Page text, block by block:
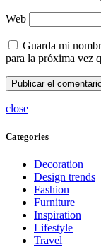
Web
Guarda mi
para la próxima vez
close
Categories
Decoration
Design trends
Fashion
Furniture
Inspiration
Lifestyle
Travel